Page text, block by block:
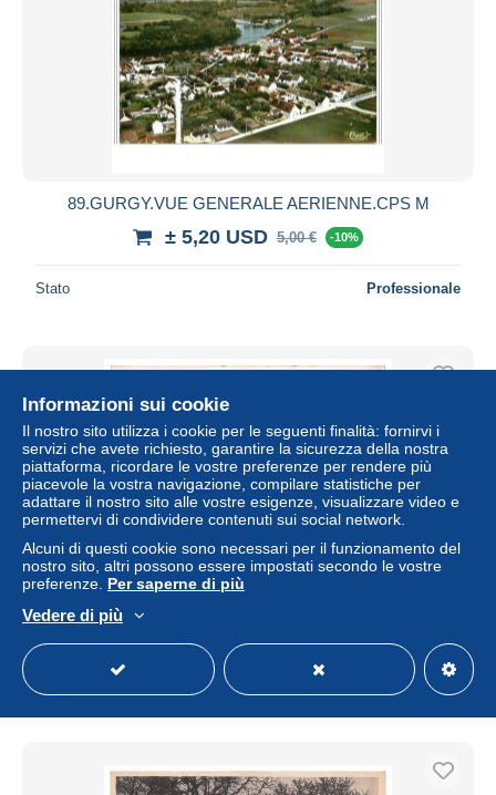
89.GURGY.VUE GENERALE AERIENNE.CPS M
± 5,20 USD 5,00 € -10%
Stato Professionale
Professionale
Informazioni sui cookie
Il nostro sito utilizza i cookie per le seguenti finalità: fornirvi i
servizi che avete richiesto, garantire la sicurezza della nostra
piattaforma, ricordare le vostre preferenze per rendere più
piacevole la vostra navigazione, compilare statistiche per
adattare il nostro sito alle vostre esigenze, visualizzare video e
permettervi di condividere contenuti sui social network.
Alcuni di questi cookie sono necessari per il funzionamento del
nostro sito, altri possono essere impostati secondo le vostre
preferenze. Per saperne di più
Vedere di più